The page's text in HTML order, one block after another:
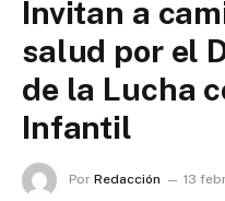
Invitan a
salud por el
de la Lucha
Infantil
Por Redacción
13